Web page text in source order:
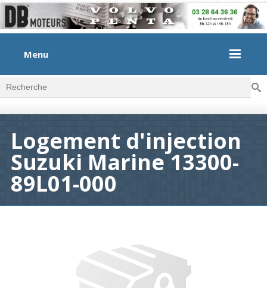
Menu
Formulaire de recherche
Logement d'injection
Suzuki Marine 13300-
89L01-000